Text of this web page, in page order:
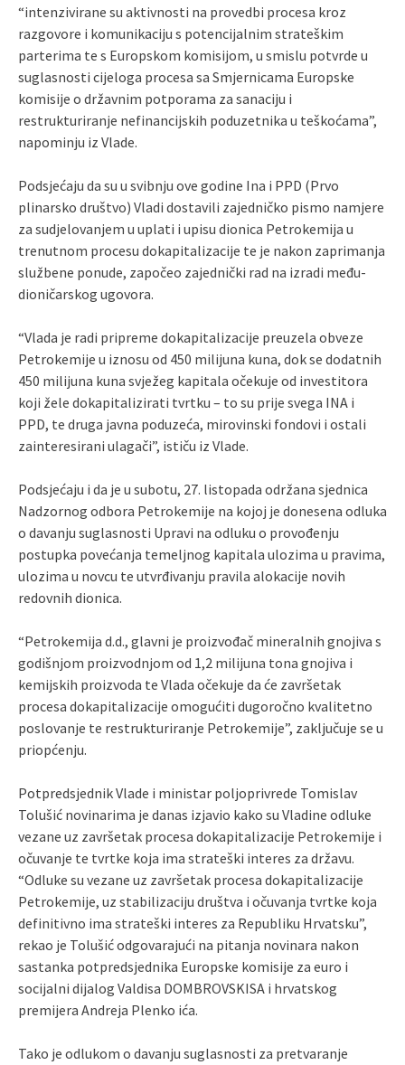
“intenzivirane su aktivnosti na provedbi procesa kroz
razgovore i komunikaciju s potencijalnim strateškim
parterima te s Europskom komisijom, u smislu potvrde u
suglasnosti cijeloga procesa sa Smjernicama Europske
komisije o državnim potporama za sanaciju i
restrukturiranje nefinancijskih poduzetnika u teškoćama”,
napominju iz Vlade.
Podsjećaju da su u svibnju ove godine Ina i PPD (Prvo
plinarsko društvo) Vladi dostavili zajedničko pismo namjere
za sudjelovanjem u uplati i upisu dionica Petrokemija u
trenutnom procesu dokapitalizacije te je nakon zaprimanja
službene ponude, započeo zajednički rad na izradi među-
dioničarskog ugovora.
“Vlada je radi pripreme dokapitalizacije preuzela obveze
Petrokemije u iznosu od 450 milijuna kuna, dok se dodatnih
450 milijuna kuna svježeg kapitala očekuje od investitora
koji žele dokapitalizirati tvrtku – to su prije svega INA i
PPD, te druga javna poduzeća, mirovinski fondovi i ostali
zainteresirani ulagači”, ističu iz Vlade.
Podsjećaju i da je u subotu, 27. listopada održana sjednica
Nadzornog odbora Petrokemije na kojoj je donesena odluka
o davanju suglasnosti Upravi na odluku o provođenju
postupka povećanja temeljnog kapitala ulozima u pravima,
ulozima u novcu te utvrđivanju pravila alokacije novih
redovnih dionica.
“Petrokemija d.d., glavni je proizvođač mineralnih gnojiva s
godišnjom proizvodnjom od 1,2 milijuna tona gnojiva i
kemijskih proizvoda te Vlada očekuje da će završetak
procesa dokapitalizacije omogućiti dugoročno kvalitetno
poslovanje te restrukturiranje Petrokemije”, zaključuje se u
priopćenju.
Potpredsjednik Vlade i ministar poljoprivrede Tomislav
Tolušić novinarima je danas izjavio kako su Vladine odluke
vezane uz završetak procesa dokapitalizacije Petrokemije i
očuvanje te tvrtke koja ima strateški interes za državu.
“Odluke su vezane uz završetak procesa dokapitalizacije
Petrokemije, uz stabilizaciju društva i očuvanja tvrtke koja
definitivno ima strateški interes za Republiku Hrvatsku”,
rekao je Tolušić odgovarajući na pitanja novinara nakon
sastanka potpredsjednika Europske komisije za euro i
socijalni dijalog Valdisa DOMBROVSKISA i hrvatskog
premijera Andreja Plenko ića.
Tako je odlukom o davanju suglasnosti za pretvaranje